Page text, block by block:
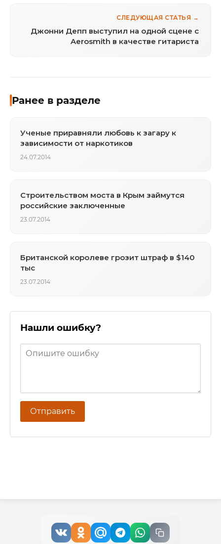
СЛЕДУЮЩАЯ СТАТЬЯ →
Джонни Депп выступил на одной сцене с
Aerosmith в качестве гитариста
Ранее в разделе
Ученые приравняли любовь к загару к
зависимости от наркотиков
24.07.2014
Строительством моста в Крым займутся
российские заключенные
23.07.2014
Британской королеве грозит штраф в $140
тыс
23.07.2014
Нашли ошибку?
Отправить